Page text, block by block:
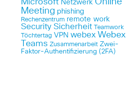
Microsoft Netzwerk
Meeting phishing
Rechenzentrum remote work
Security Sicherheit Teamwork
Töchtertag VPN webex Webex
Teams Zusammenarbeit Zwei-
Faktor-Authentifizierung (2FA)